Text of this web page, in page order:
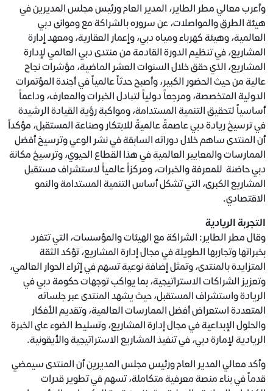
وأعرب معالي مطر الطاير، المدير العام ورئيس مجلس المديرين في
هيئة الطرق والمواصلات، عن سروره بالشراكة مع وموانئ دبي
العالمية، وهيئة كهرباء ومياه دبي، وإعمار العقارية، ومعهد إدارة
المشاريع، في تنظيم الدورة القادمة من منتدى دبي العالمي لإدارة
المشاريع، الذي حقق خلال السنوات العشر الماضية، مؤشرات نجاح
عالية من حيث الحضور الكبير، وأصبح حدثاً عالمياً في أجندة المؤتمرات
الدولية المتخصصة، ومرجعاً دولياً لتبادل الخبرات والمعارف، وداعماً
أساسياً لتحقيق التنمية المستدامة، ومواكبة رؤية القيادة الرشيدة
في ترسيخ ريادة دبي عاصمةً عالميةً للابتكار وصناعة المستقبل، مؤكداً
أن المنتدى ساهم خلال دوراته السابقة في نشر الوعي وترسيخ أفضل
الممارسات والمعايير العالمية في هذا القطاع الحيوي، وترسيخ مكانة
دبي حاضنة للمعرفة والخبرات، ومركزاً عالمياً لاستشراف مستقبل
المشاريع الكبرى، التي تشكل أساس التنمية المستدامة والنمو
الاقتصادي.
التجربة الريادية
وقال مطر الطاير: الشراكة مع الهيئات والمؤسسات، التي تتفرد
بخبراتها وتجاربها الطويلة في مجال إدارة المشاريع، تؤكد الثقة
المتزايدة بالمنتدى، وتمثل إضافة نوعية تسهم في إثراء الحوار العالمي،
وتعزيز الشراكات الاستراتيجية، بما يواكب توجهات حكومة دبي في
الريادة واستشراف المستقبل، حيث يشهد المنتدى عبر جلساته
المتعددة استعراض أفضل الممارسات العالمية، وتقديم الأفكار
والحلول الإبداعية في مجال إدارة المشاريع، وتسليط الضوء على الخبرة
الريادية لإمارة دبي، في تنفيذ المشاريع الاستراتيجية والأيقونية.
وأكد معالي المدير العام ورئيس مجلس المديرين أن المنتدى سيمضي
قدماً في بناء منصة معرفية متكاملة، تسهم في تطوير قدرات